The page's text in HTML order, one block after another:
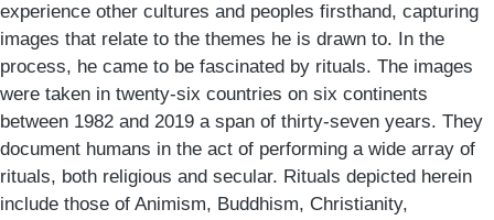
experience other cultures and peoples firsthand, capturing
images that relate to the themes he is drawn to. In the
process, he came to be fascinated by rituals. The images
were taken in twenty-six countries on six continents
between 1982 and 2019 a span of thirty-seven years. They
document humans in the act of performing a wide array of
rituals, both religious and secular. Rituals depicted herein
include those of Animism, Buddhism, Christianity,